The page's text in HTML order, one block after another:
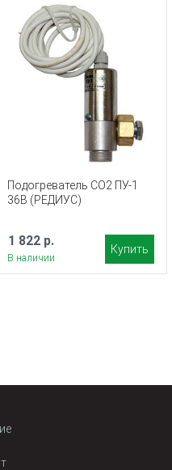
Подогреватель СО2 ПУ-1
36В (РЕДИУС)
1 822 р.
В наличии
Купить